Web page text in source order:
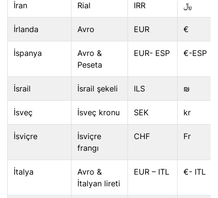
İran Rial IRR ﷼
İrlanda Avro EUR €
İspanya
Avro &
Peseta
EUR- ESP €-ESP
İsrail İsrail şekeli ILS ₪
İsveç İsveç kronu SEK kr
İsviçre
İsviçre
frangı
CHF Fr
İtalya
Avro &
İtalyan lireti
EUR – ITL €- ITL